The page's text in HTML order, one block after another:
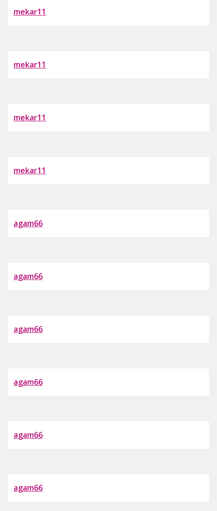
mekar11
mekar11
mekar11
mekar11
agam66
agam66
agam66
agam66
agam66
agam66